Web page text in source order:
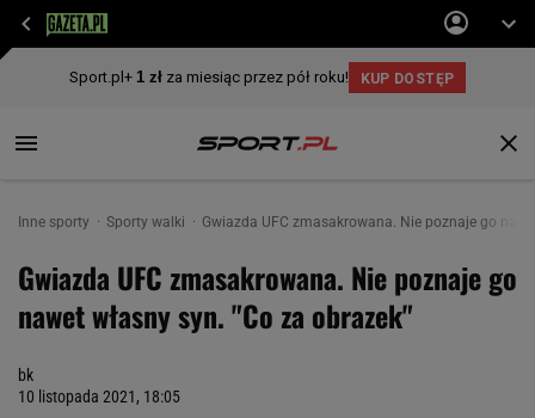
Inne sporty Sporty walki Gwiazda UFC zmasakrowana. Nie poznaje go
Gwiazda UFC zmasakrowana. Nie poznaje go
nawet własny syn. "Co za obrazek"
bk
10 listopada 2021, 18:05